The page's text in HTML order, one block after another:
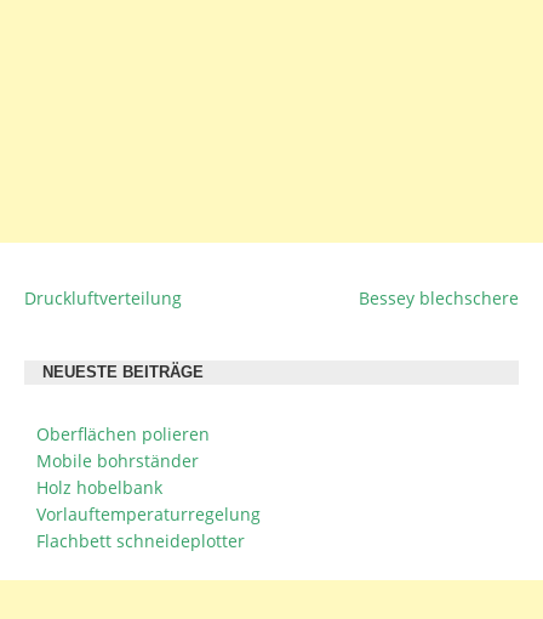
BEITRAGSNAVIGATION
Druckluftverteilung Bessey blechschere
NEUESTE BEITRÄGE
Oberflächen polieren
Mobile bohrständer
Holz hobelbank
Vorlauftemperaturregelung
Flachbett schneideplotter